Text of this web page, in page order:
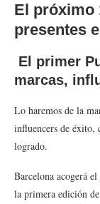
El próximo
presentes
El primer
marcas,
Lo haremos de la
influencers de éxito,
logrado.
Barcelona acogerá
la primera edición